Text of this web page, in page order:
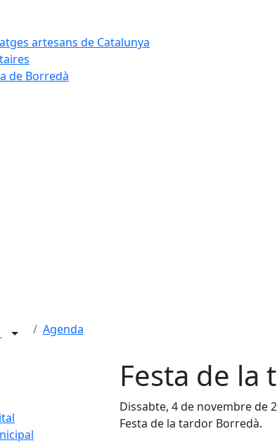
artesans de Catalunya
de Borredà
Agenda
Festa de la
Dissabte, 4 de novembre de
Festa de la tardor Borredà.